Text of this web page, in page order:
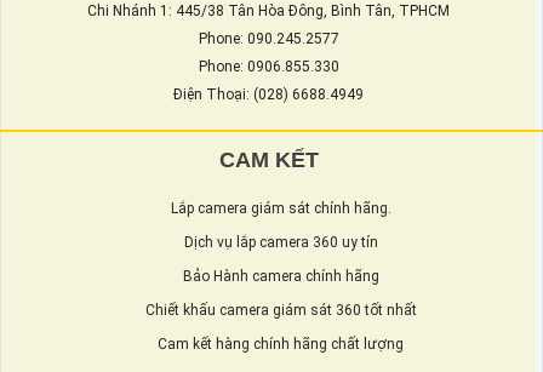
Chi Nhánh 1: 445/38 Tân Hòa Đông, Bình Tân, TPHCM
Phone: 090.245.2577
Phone: 0906.855.330
Điện Thoại: (028) 6688.4949
CAM KẾT
Lắp camera giám sát chính hãng.
Dịch vụ lắp camera 360 uy tín
Bảo Hành camera chính hãng
Chiết khấu camera giám sát 360 tốt nhất
Cam kết hàng chính hãng chất lượng